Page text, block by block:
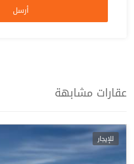
أرسل
عقارات مشابهة
للإيجار